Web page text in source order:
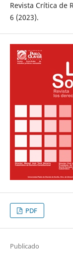
Revista Crítica de
6 (2023).
PDF
Publicado